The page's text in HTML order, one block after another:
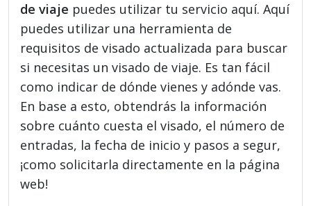
de viaje puedes utilizar tu servicio aquí. Aquí
puedes utilizar una herramienta de
requisitos de visado actualizada para buscar
si necesitas un visado de viaje. Es tan fácil
como indicar de dónde vienes y adónde vas.
En base a esto, obtendrás la información
sobre cuánto cuesta el visado, el número de
entradas, la fecha de inicio y pasos a segur,
¡como solicitarla directamente en la página
web!